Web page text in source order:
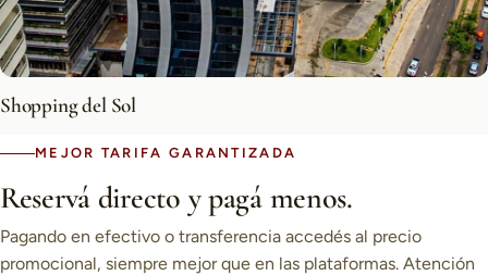
Shopping del Sol
MEJOR TARIFA GARANTIZADA
Reservá directo y pagá menos.
Pagando en efectivo o transferencia accedés al precio
promocional, siempre mejor que en las plataformas. Atención